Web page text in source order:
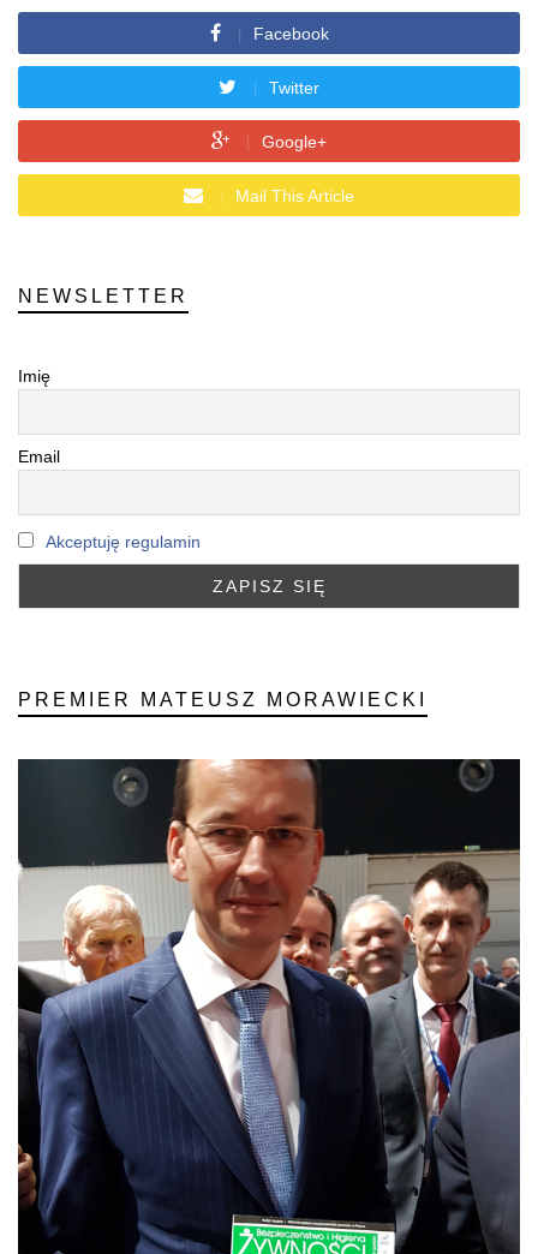
Facebook
Twitter
Google+
Mail This Article
NEWSLETTER
Imię
Email
Akceptuję regulamin
PREMIER MATEUSZ MORAWIECKI